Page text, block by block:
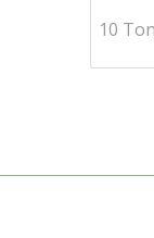
page
du
10